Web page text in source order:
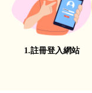
1.註冊登入網站